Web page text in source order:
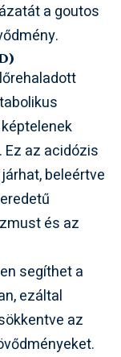
a goutos
az acidózis
beleértve
és az
segíthet a
ezáltal
az